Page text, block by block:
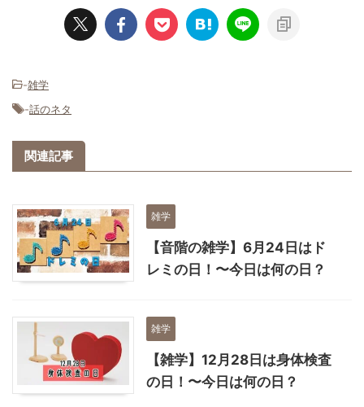
-雑学
-話のネタ
関連記事
雑学
【音階の雑学】6月24日はド
レミの日！〜今日は何の日？
雑学
【雑学】12月28日は身体検査
の日！〜今日は何の日？